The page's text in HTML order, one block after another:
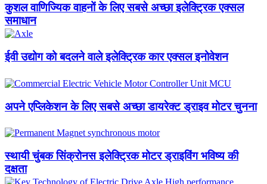
कुशल वाणिज्यिक वाहनों के लिए सबसे अच्छा इलेक्ट्रिक एक्सल
समाधान
ईवी उद्योग को बदलने वाले इलेक्ट्रिक कार एक्सल इनोवेशन
अपने एप्लिकेशन के लिए सबसे अच्छा डायरेक्ट ड्राइव मोटर चुनना
स्थायी चुंबक सिंक्रोनस इलेक्ट्रिक मोटर ड्राइविंग भविष्य की
दक्षता